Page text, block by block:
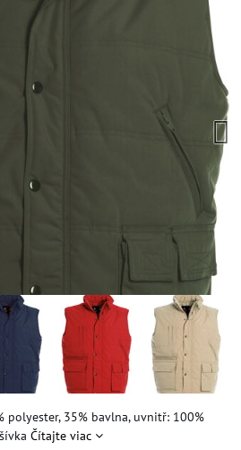
polyester, 35% bavlna, uvnitř: 100%
Čítajte viac